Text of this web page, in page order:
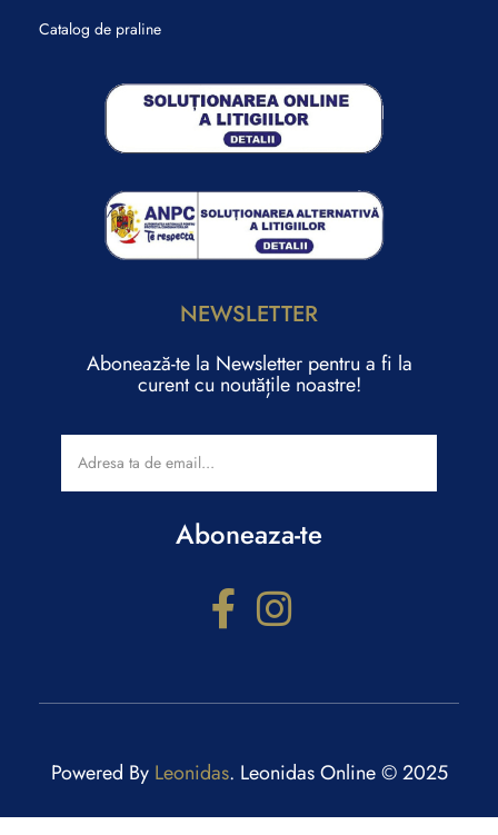
Catalog de praline
NEWSLETTER
Abonează-te la Newsletter pentru a fi la
curent cu noutățile noastre!
Aboneaza-te
Powered By Leonidas. Leonidas Online © 2025